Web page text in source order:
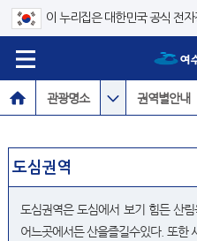
이 누리집은 대한민국 공식 전
관광명소 권역별안내
도심권역은 도심에서 보기 힘든 산
어느곳에서든 산을즐길수있다. 또한